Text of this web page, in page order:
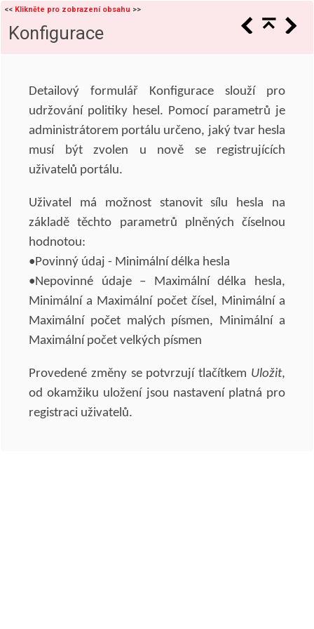
<< Klikněte pro zobrazení obsahu >>
Konfigurace
Detailový formulář Konfigurace slouží pro
udržování politiky hesel. Pomocí parametrů je
administrátorem portálu určeno, jaký tvar hesla
musí být zvolen u nově se registrujících
uživatelů portálu.
Uživatel má možnost stanovit sílu hesla na
základě těchto parametrů plněných číselnou
hodnotou:
•Povinný údaj - Minimální délka hesla
•Nepovinné údaje – Maximální délka hesla,
Minimální a Maximální počet čísel, Minimální a
Maximální počet malých písmen, Minimální a
Maximální počet velkých písmen
Provedené změny se potvrzují tlačítkem Uložit,
od okamžiku uložení jsou nastavení platná pro
registraci uživatelů.